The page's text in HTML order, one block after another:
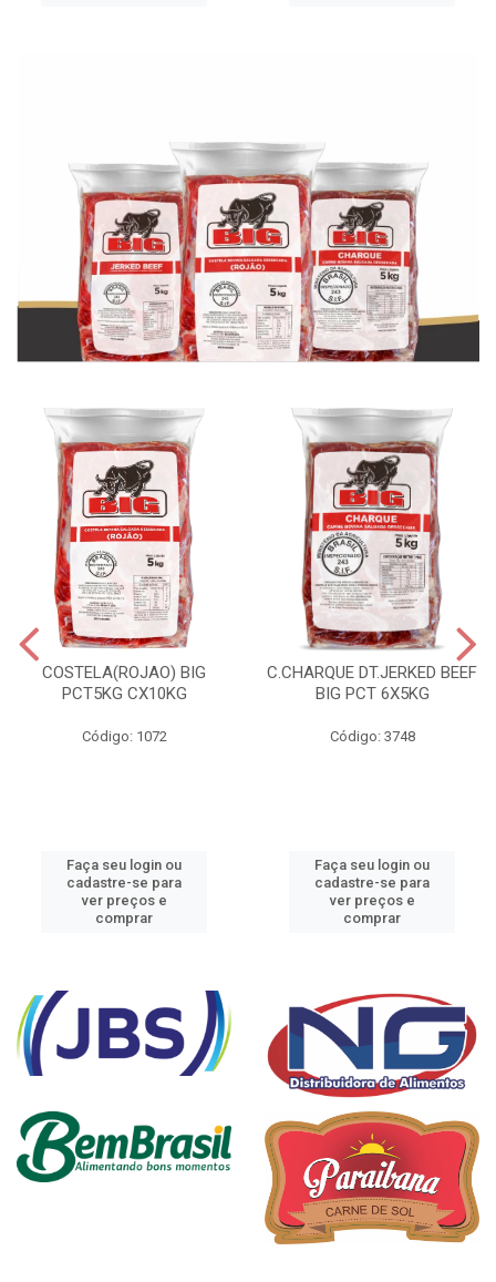
COSTELA(ROJAO) BIG
PCT5KG CX10KG
Código: 1072
Faça seu login ou
cadastre-se para
ver preços e
comprar
C.CHARQUE DT.JERKED BEEF
BIG PCT 6X5KG
Código: 3748
Faça seu login ou
cadastre-se para
ver preços e
comprar